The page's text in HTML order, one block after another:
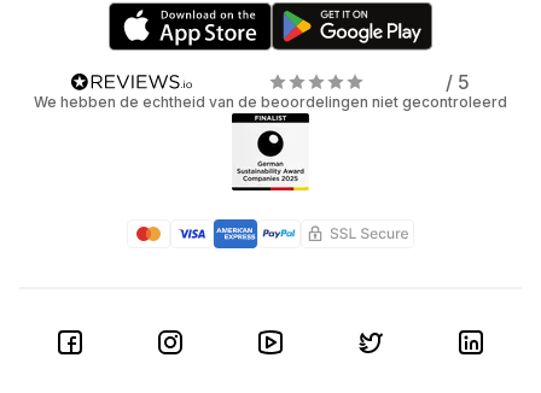
/ 5
We hebben de echtheid van de beoordelingen niet gecontroleerd